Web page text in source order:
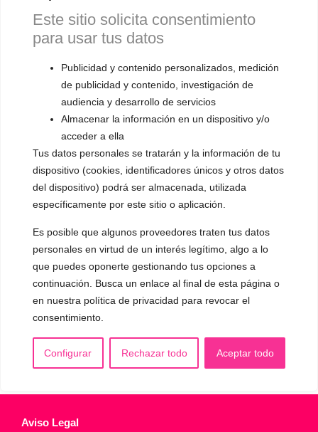
Este sitio solicita consentimiento
para usar tus datos
Publicidad y contenido personalizados, medición
de publicidad y contenido, investigación de
audiencia y desarrollo de servicios
Almacenar la información en un dispositivo y/o
acceder a ella
Tus datos personales se tratarán y la información de tu
dispositivo (cookies, identificadores únicos y otros datos
del dispositivo) podrá ser almacenada, utilizada
específicamente por este sitio o aplicación.
Es posible que algunos proveedores traten tus datos
personales en virtud de un interés legítimo, algo a lo
que puedes oponerte gestionando tus opciones a
continuación. Busca un enlace al final de esta página o
en nuestra política de privacidad para revocar el
consentimiento.
Configurar Rechazar todo Aceptar todo
▪️ Neutralización de la voz
▪️ Dualización de la voz
▪️ Androginización de la voz
OTRAS SESIONES
▪️ Caracterización de la voz
▪️ Voz virilizada por esteroides
▪️ Modificación del acento
🟥 CIRUGÍA: Glotoplastia
CONTACTO Y CITAS
✅Pide tu CITA ONLINE
Email :contacto@femivoz.es
Aviso Legal